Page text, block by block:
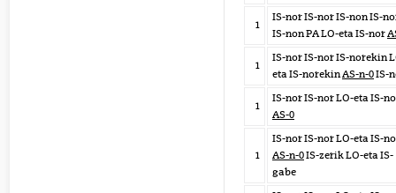
1
IS-nor IS-nor IS-non IS-
IS-non PA LO-eta IS-nor
1
IS-nor IS-nor IS-norekin
eta IS-norekinAS-n-0IS-
1
IS-nor IS-nor LO-eta IS-
AS-0
1
IS-nor IS-nor LO-eta IS-
AS-n-0IS-zerik LO-eta IS-
gabe